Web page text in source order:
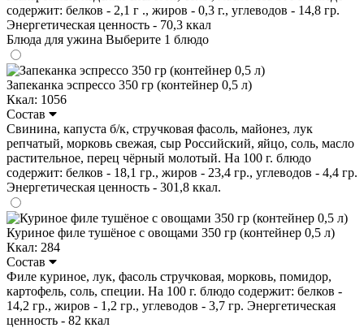
содержит: белков - 2,1 г ., жиров - 0,3 г., углеводов - 14,8 гр.
Энергетическая ценность - 70,3 ккал
Блюда для ужина Выберите 1 блюдо
Запеканка эспрессо 350 гр (контейнер 0,5 л)
Ккал: 1056
Состав
Свинина, капуста б/к, стручковая фасоль, майонез, лук
репчатый, морковь свежая, сыр Российский, яйцо, соль, масло
растительное, перец чёрный молотый. На 100 г. блюдо
содержит: белков - 18,1 гр., жиров - 23,4 гр., углеводов - 4,4 гр.
Энергетическая ценность - 301,8 ккал.
Куриное филе тушёное с овощами 350 гр (контейнер 0,5 л)
Ккал: 284
Состав
Филе куриное, лук, фасоль стручковая, морковь, помидор,
картофель, соль, специи. На 100 г. блюдо содержит: белков -
14,2 гр., жиров - 1,2 гр., углеводов - 3,7 гр. Энергетическая
ценность - 82 ккал